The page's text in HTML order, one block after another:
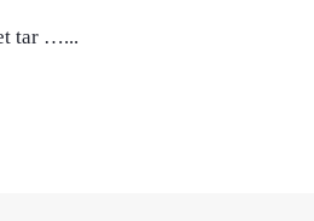
tar …...